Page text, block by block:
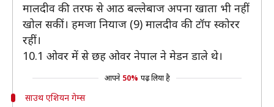
मालदीव की तरफ से आठ बल्लेबाज अपना खाता भी नहीं
खोल सकीं। हमजा नियाज (9) मालदीव की टॉप स्कोरर
रहीं।
10.1 ओवर में से छह ओवर नेपाल ने मेडन डाले थे।
आपने 50% पढ़ लिया है
साउथ एशियन गेम्स